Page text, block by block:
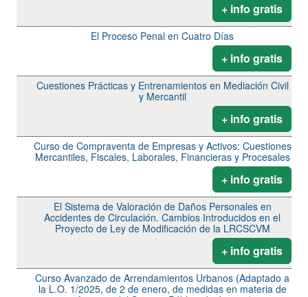
+ info gratis
El Proceso Penal en Cuatro Días
+ info gratis
Cuestiones Prácticas y Entrenamientos en Mediación Civil
y Mercantil
+ info gratis
Curso de Compraventa de Empresas y Activos: Cuestiones
Mercantiles, Fiscales, Laborales, Financieras y Procesales
+ info gratis
El Sistema de Valoración de Daños Personales en
Accidentes de Circulación. Cambios Introducidos en el
Proyecto de Ley de Modificación de la LRCSCVM
+ info gratis
Curso Avanzado de Arrendamientos Urbanos (Adaptado a
la L.O. 1/2025, de 2 de enero, de medidas en materia de